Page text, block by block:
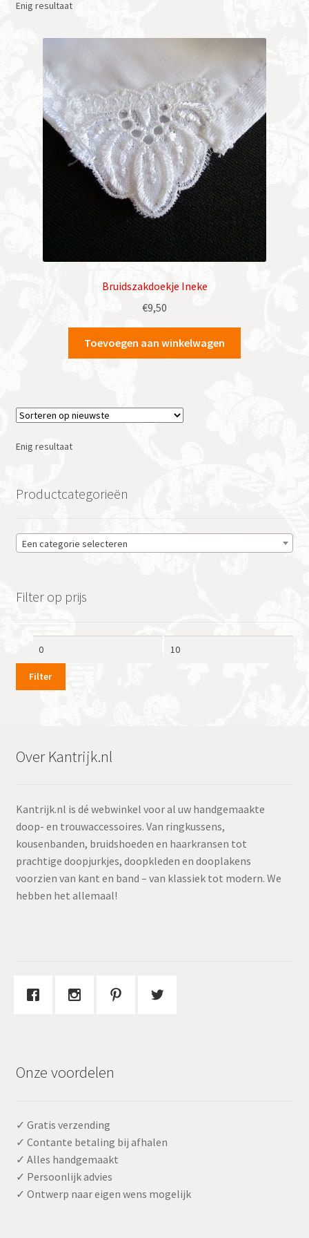
Enig resultaat
Bruidszakdoekje Ineke
€9,50
Toevoegen aan winkelwagen
Enig resultaat
Productcategorieën
Een categorie selecteren
Filter op prijs
Min.
Max.
Filter
Over Kantrijk.nl
Kantrijk.nl is dé webwinkel voor al uw handgemaakte
doop- en trouwaccessoires. Van ringkussens,
kousenbanden, bruidshoeden en haarkransen tot
prachtige doopjurkjes, doopkleden en dooplakens
voorzien van kant en band – van klassiek tot modern. We
hebben het allemaal!
Onze voordelen
✓ Gratis verzending
✓ Contante betaling bij afhalen
✓ Alles handgemaakt
✓ Persoonlijk advies
✓ Ontwerp naar eigen wens mogelijk